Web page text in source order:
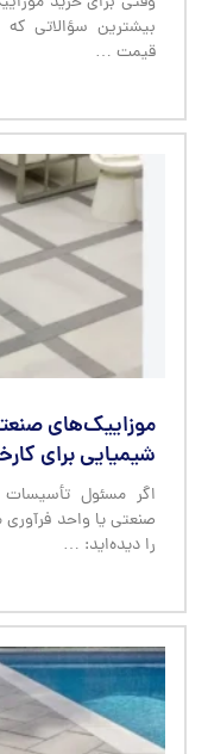
بیشترین سؤالاتی که
قیمت …
موزاییک‌های
شیمیایی برای
اگر مسئول تأسیسات
صنعتی یا واحد
را دیده‌اید: …